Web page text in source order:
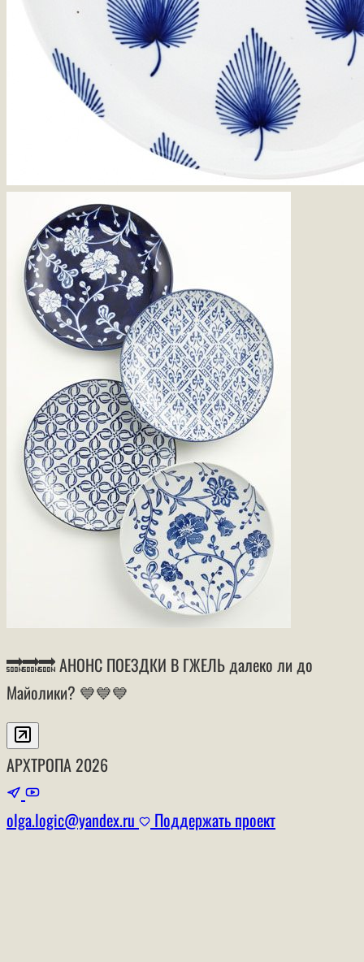
🔜🔜🔜 АНОНС ПОЕЗДКИ В ГЖЕЛЬ далеко ли до
Майолики? 💙💙💙
АРХТРОПА 2026
olga.logic@yandex.ru Поддержать проект